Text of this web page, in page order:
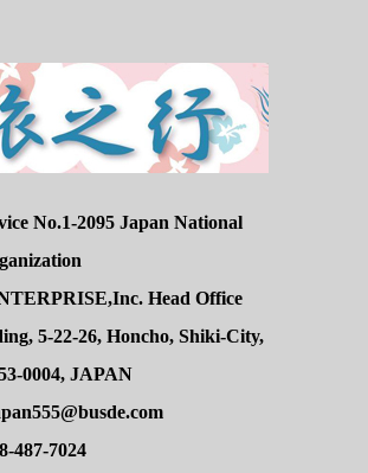
No.1-2095 Japan National
Head Office
5-22-26, Honcho, Shiki-City,
0004, JAPAN
487-7024